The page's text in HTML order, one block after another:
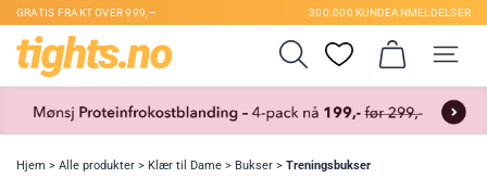
GRATIS FRAKT OVER 999,– 300.000 KUNDEANMELDELSER
Hjem > Alle produkter > Klær til Dame > Bukser > Treningsbukser